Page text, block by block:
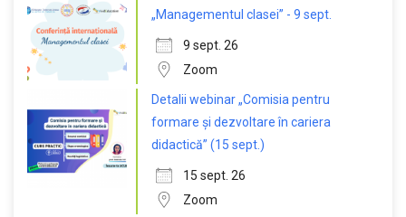
„Managementul clasei” - 9 sept.
9 sept. 26
Zoom
Detalii webinar „Comisia pentru
formare și dezvoltare în cariera
didactică” (15 sept.)
15 sept. 26
Zoom